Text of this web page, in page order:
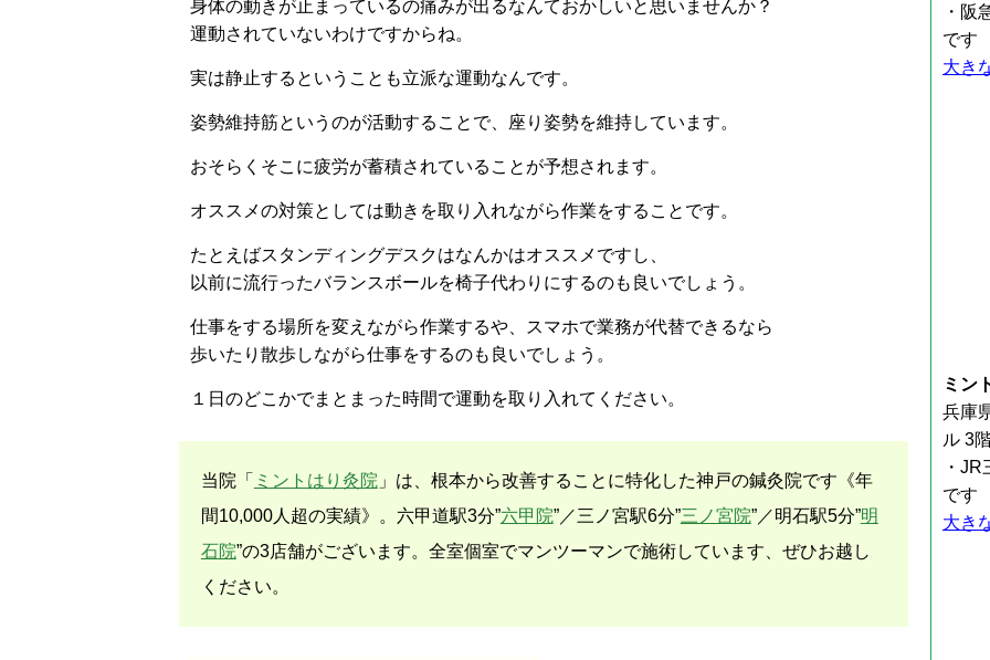
身体の動きが止まっているの痛みが出るなんておかしいと思いませんか？
運動されていないわけですからね。
実は静止するということも立派な運動なんです。
姿勢維持筋というのが活動することで、座り姿勢を維持しています。
おそらくそこに疲労が蓄積されていることが予想されます。
オススメの対策としては動きを取り入れながら作業をすることです。
たとえばスタンディングデスクはなんかはオススメですし、
以前に流行ったバランスボールを椅子代わりにするのも良いでしょう。
仕事をする場所を変えながら作業するや、スマホで業務が代替できるなら
歩いたり散歩しながら仕事をするのも良いでしょう。
１日のどこかでまとまった時間で運動を取り入れてください。
当院「 ミントはり灸院 」は、根本から改善することに特化した神戸の鍼灸院です《年
間10,000人超の実績》。六甲道駅3分”六甲院”／三ノ宮駅6分”三ノ宮院”／明石駅5分”明
石院”の3店舗がございます。全室個室でマンツーマンで施術しています、ぜひお越し
ください。
・阪
です
大き
ミン
兵庫
ル 3
・
です
大き